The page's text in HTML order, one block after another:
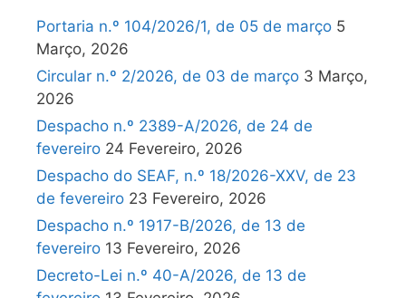
Portaria n.º 104/2026/1, de 05 de março 5
Março, 2026
Circular n.º 2/2026, de 03 de março 3 Março,
2026
Despacho n.º 2389-A/2026, de 24 de
fevereiro 24 Fevereiro, 2026
Despacho do SEAF, n.º 18/2026-XXV, de 23
de fevereiro 23 Fevereiro, 2026
Despacho n.º 1917-B/2026, de 13 de
fevereiro 13 Fevereiro, 2026
Decreto-Lei n.º 40-A/2026, de 13 de